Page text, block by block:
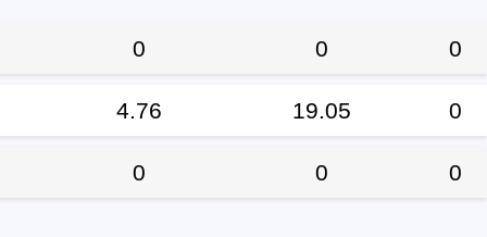
0 0 0
4.76 19.05 0
0 0 0